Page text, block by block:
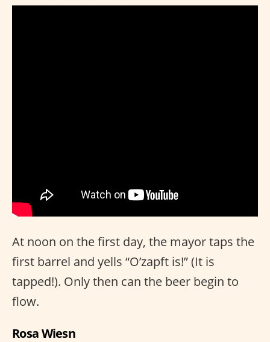
At noon on the first day, the mayor taps the
first barrel and yells “O’zapft is!” (It is
tapped!). Only then can the beer begin to
flow.
Rosa Wiesn